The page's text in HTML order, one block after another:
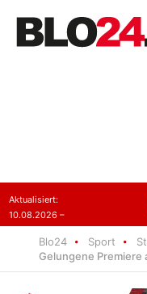
Aktualisiert:
10.08.2026 –
Blo24 Sport
Gelungene Premiere